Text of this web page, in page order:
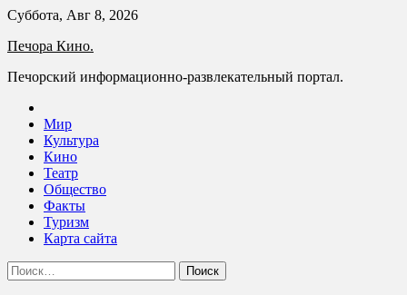
Skip
content
Суббота, Авг 8, 2026
Печора Кино.
Печорский информационно-развлекательный портал.
Мир
Культура
Кино
Театр
Общество
Факты
Туризм
Карта сайта
Найти: